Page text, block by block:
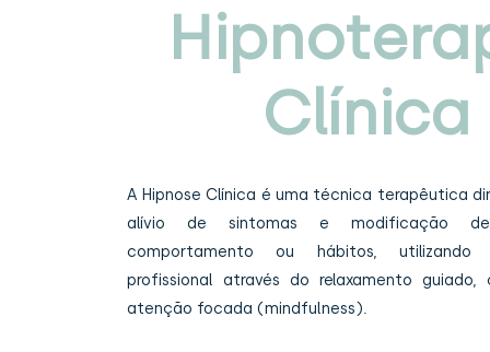
Clínica
A Hipnose Clínica é uma técnica terapêutica
alívio de sintomas e modificação
comportamento ou hábitos, utilizando
profissional através do relaxamento guiado,
atenção focada (mindfulness).